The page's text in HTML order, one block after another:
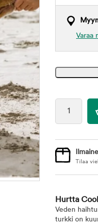
Varaa
Tilaa
Hurtta
Veden
turkki on